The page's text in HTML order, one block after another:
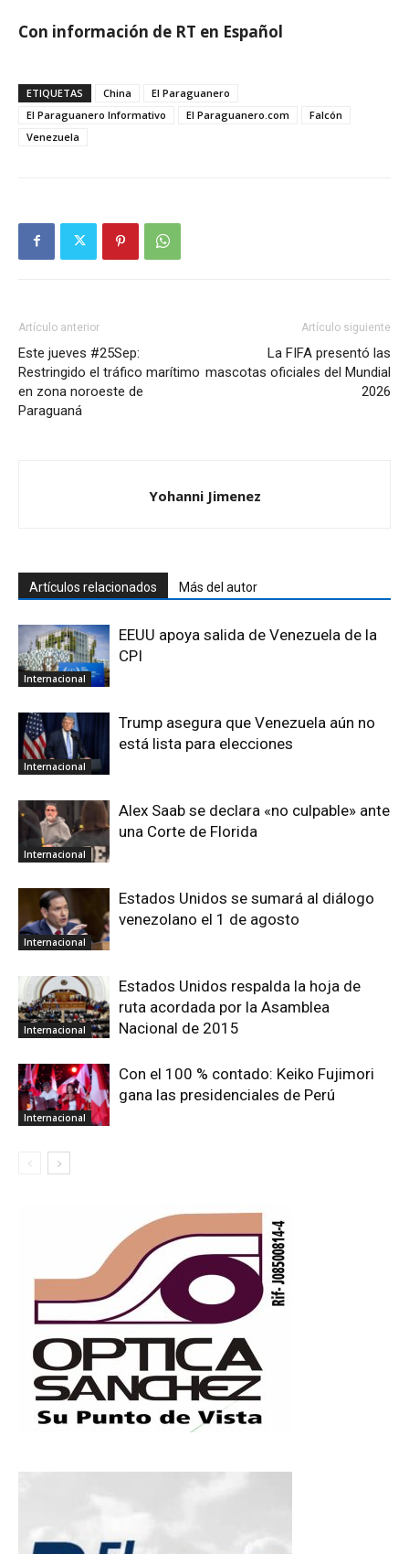
Con información de RT en Español
ETIQUETAS China
El Paraguanero
El Paraguanero Informativo
El Paraguanero.com
Falcón
Venezuela
Artículo anterior
Este jueves #25Sep:
Restringido el tráfico marítimo
en zona noroeste de
Paraguaná
Artículo siguiente
La FIFA presentó las
mascotas oficiales del Mundial
2026
Yohanni Jimenez
Artículos relacionados Más del autor
Internacional
EEUU apoya salida de Venezuela de la
CPI
Internacional
Trump asegura que Venezuela aún no
está lista para elecciones
Internacional
Alex Saab se declara «no culpable» ante
una Corte de Florida
Internacional
Estados Unidos se sumará al diálogo
venezolano el 1 de agosto
Internacional
Estados Unidos respalda la hoja de
ruta acordada por la Asamblea
Nacional de 2015
Internacional
Con el 100 % contado: Keiko Fujimori
gana las presidenciales de Perú